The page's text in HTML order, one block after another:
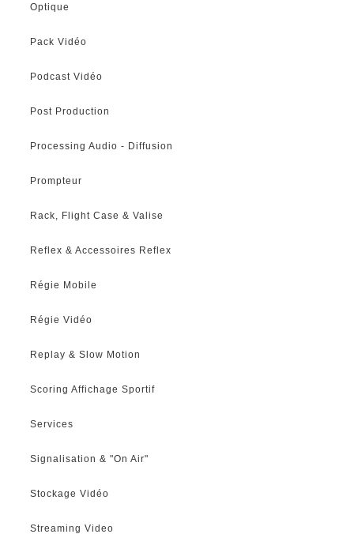
Optique
Pack Vidéo
Podcast Vidéo
Post Production
Processing Audio - Diffusion
Prompteur
Rack, Flight Case & Valise
Reflex & Accessoires Reflex
Régie Mobile
Régie Vidéo
Replay & Slow Motion
Scoring Affichage Sportif
Services
Signalisation & "On Air"
Stockage Vidéo
Streaming Video